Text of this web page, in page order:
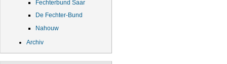
Fechterbund Saar
De Fechter-Bund
Nahouw
Archiv